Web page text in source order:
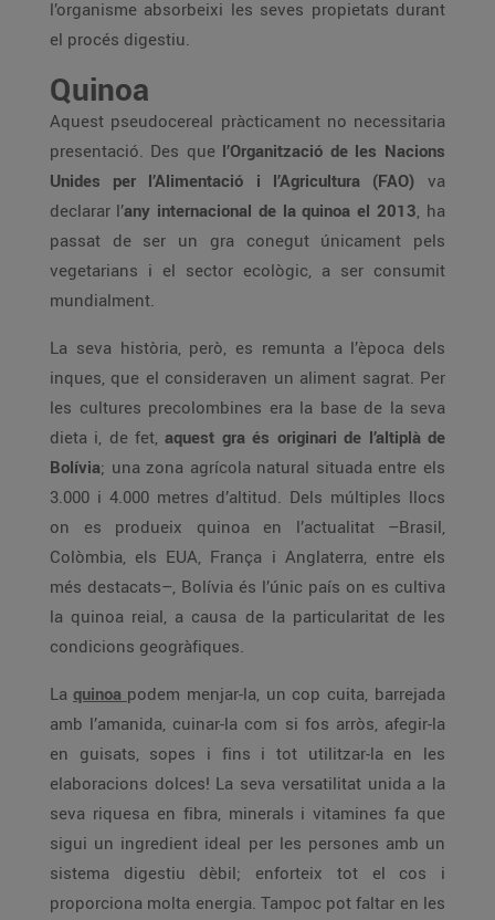
l’organisme absorbeixi les seves propietats durant
el procés digestiu.
Quinoa
Aquest pseudocereal pràcticament no necessitaria
presentació. Des que l’Organització de les Nacions
Unides per l’Alimentació i l’Agricultura (FAO) va
declarar l’any internacional de la quinoa el 2013, ha
passat de ser un gra conegut únicament pels
vegetarians i el sector ecològic, a ser consumit
mundialment.
La seva història, però, es remunta a l’època dels
inques, que el consideraven un aliment sagrat. Per
les cultures precolombines era la base de la seva
dieta i, de fet, aquest gra és originari de l’altiplà de
Bolívia; una zona agrícola natural situada entre els
3.000 i 4.000 metres d’altitud. Dels múltiples llocs
on es produeix quinoa en l’actualitat –Brasil,
Colòmbia, els EUA, França i Anglaterra, entre els
més destacats–, Bolívia és l’únic país on es cultiva
la quinoa reial, a causa de la particularitat de les
condicions geogràfiques.
La quinoa podem menjar-la, un cop cuita, barrejada
amb l’amanida, cuinar-la com si fos arròs, afegir-la
en guisats, sopes i fins i tot utilitzar-la en les
elaboracions dolces! La seva versatilitat unida a la
seva riquesa en fibra, minerals i vitamines fa que
sigui un ingredient ideal per les persones amb un
sistema digestiu dèbil; enforteix tot el cos i
proporciona molta energia. Tampoc pot faltar en les